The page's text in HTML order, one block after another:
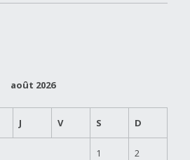
août 2026
J V S D
1 2